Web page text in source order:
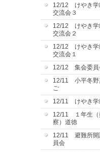
12/12 けやき
交流会３
12/12 けやき
交流会２
12/12 けやき
交流会１
12/12 集会委員
12/11 小平冬野
ご
12/11 けやき
12/11 １年生（
察）道徳
12/11 避難所開
員会